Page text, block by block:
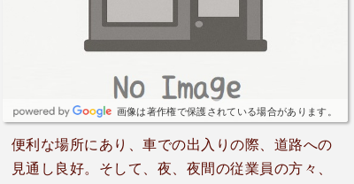
画像は著作権で保護されている場合があります。
便利な場所にあり、車での出入りの際、道路への
見通し良好。そして、夜、夜間の従業員の方々、